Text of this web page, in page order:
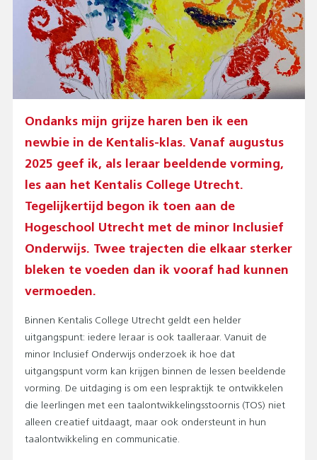
Ondanks mijn grijze haren ben ik een
newbie in de Kentalis-klas. Vanaf augustus
2025 geef ik, als leraar beeldende vorming,
les aan het Kentalis College Utrecht.
Tegelijkertijd begon ik toen aan de
Hogeschool Utrecht met de minor Inclusief
Onderwijs. Twee trajecten die elkaar sterker
bleken te voeden dan ik vooraf had kunnen
vermoeden.
Binnen Kentalis College Utrecht geldt een helder
uitgangspunt: iedere leraar is ook taalleraar. Vanuit de
minor Inclusief Onderwijs onderzoek ik hoe dat
uitgangspunt vorm kan krijgen binnen de lessen beeldende
vorming. De uitdaging is om een lespraktijk te ontwikkelen
die leerlingen met een taalontwikkelingsstoornis (TOS) niet
alleen creatief uitdaagt, maar ook ondersteunt in hun
taalontwikkeling en communicatie.